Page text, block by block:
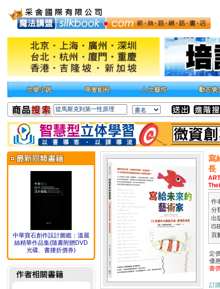
中華寶石創作設計圖鑑：溫麗
絲精華作品集(隨書附贈DVD
光碟、書腰折價券)
寫
長
作
分
出
頁
定
優
書
訂